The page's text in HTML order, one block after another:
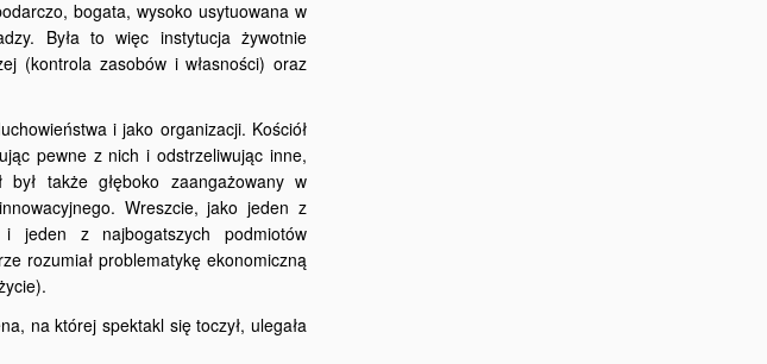
bogata, wysoko usytuowana w
Była to więc instytucja żywotnie
(kontrola zasobów i własności) oraz
i jako organizacji. Kościół
pewne z nich i odstrzeliwując inne,
także głęboko zaangażowany w
Wreszcie, jako jeden z
i jeden z najbogatszych podmiotów
rozumiał problematykę ekonomiczną
na której spektakl się toczył, ulegała